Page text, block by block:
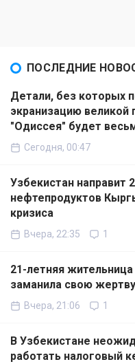
ПОСЛЕДНИЕ
Детали, без которых
экранизацию великой
"Одиссея" будет
Сегодня, 00:47
Узбекистан направит
нефтепродуктов
кризиса
Вчера, 22:35 1
21-летняя
заманила свою
Вчера, 21:06 1
В Узбекистане
работать налоговый